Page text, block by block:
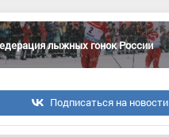
лыжных гонок России
Подписаться на новости